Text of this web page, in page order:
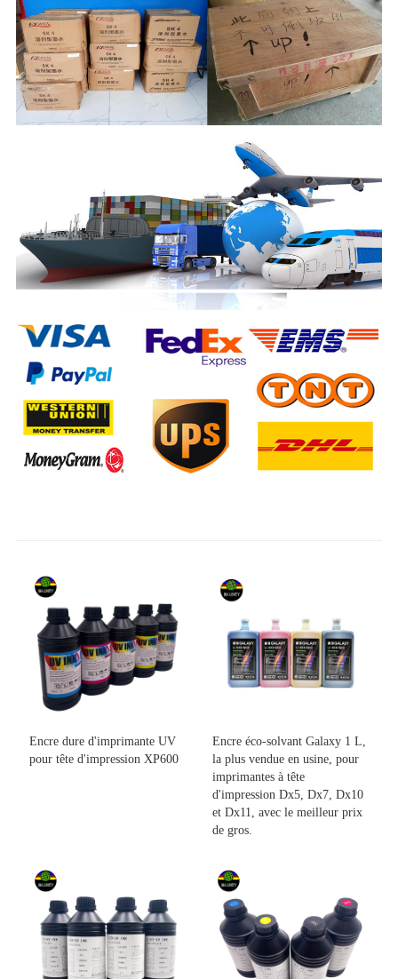
Encre dure d'imprimante UV
pour tête d'impression XP600
Encre éco-solvant Galaxy 1 L,
la plus vendue en usine, pour
imprimantes à tête
d'impression Dx5, Dx7, Dx10
et Dx11, avec le meilleur prix
de gros.